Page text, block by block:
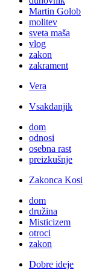
Martin Golob
molitev
sveta maša
vlog
zakon
zakrament
Vera
Vsakdanjik
dom
odnosi
osebna rast
preizkušnje
Zakonca Kosi
dom
družina
Misticizem
otroci
zakon
Dobre ideje